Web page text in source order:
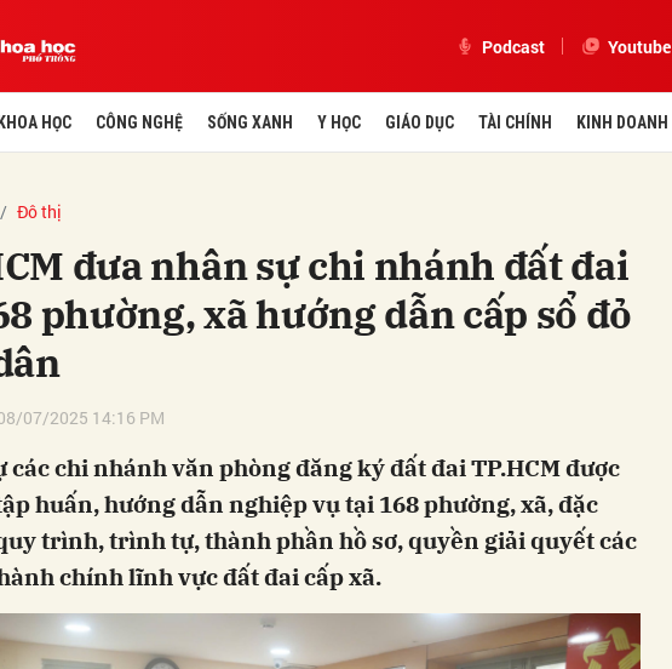
Podcast Youtube
KHOA HỌC CÔNG NGHỆ SỐNG XANH Y HỌC GIÁO DỤC TÀI CHÍNH KINH DOANH
Đô thị
đưa nhân sự chi nhánh đất đai
phường, xã hướng dẫn cấp sổ đỏ
07/2025 14:16 PM
các chi nhánh văn phòng đăng ký đất đai TP.HCM được
huấn, hướng dẫn nghiệp vụ tại 168 phường, xã, đặc
trình, trình tự, thành phần hồ sơ, quyền giải quyết các
chính lĩnh vực đất đai cấp xã.